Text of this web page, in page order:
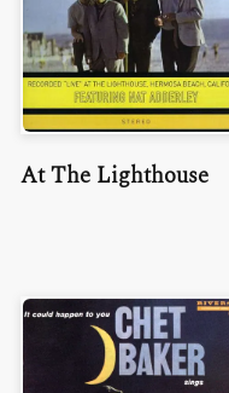
At The Lighthouse